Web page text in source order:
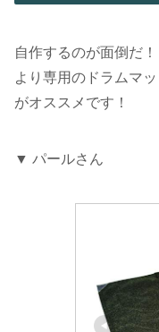
自作するのが面倒だ
より専用のドラムマ
がオススメです！
▼ パールさん